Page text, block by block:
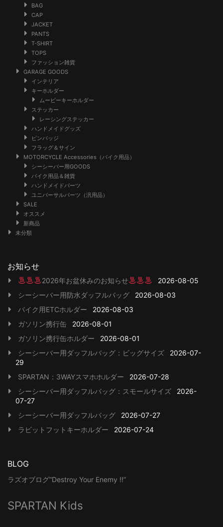
BAG
CAP
JACKET
PANTS
T-SHIRT
TOPS
ファッション雑貨
GARAGE GOODS
インテリア
キーホルダー
ムービーキーホルダー
ステッカー
レーシングステッカー
ハンドメイドグッズ
ピンバッジ
フラッグ＆サイン
MOTORCYCLE Accessories（バイク用品）
シーシーバー用GOODS
バイク用品＆雑貨
ハンドメイドパーツ
ユニバーサルパーツ（汎用品）
SALE
オススメ
新商品
未分類
お知らせ
2026年お盆休みのお知らせ
2026-08-05
シーシーバー用防水ダッフルバッグ
2026-08-03
バイク用ETCホルダー
2026-08-03
ガソリン携行缶
2026-08-01
ガソリン携行缶ホルダー
2026-08-01
シーシーバー用ダッフルバッグ：ビッグサイズ
2026-07-
29
SPARTAN：3WAYスマホホルダー
2026-07-28
シーシーバー用ダッフルバッグ：スモールサイズ
2026-
07-27
シーシーバー用ダッフルバッグ
2026-07-27
ラビットフットキーホルダー
2026-07-24
BLOG
ラズオブログ”Destroy Your Enemy !!”
SPARTAN Kids